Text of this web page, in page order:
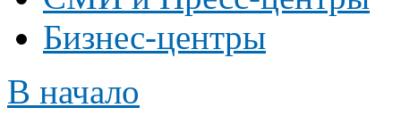
Бизнес-центры
В начало